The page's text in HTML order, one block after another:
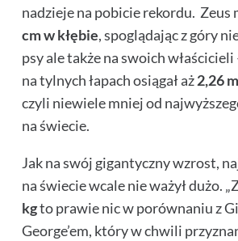
nadzieje na pobicie rekordu. Zeus
cm w kłębie, spoglądając z góry
psy ale także na swoich właścicieli
na tylnych łapach osiągał aż2,26
czyli niewiele mniej od
na świecie.
Jak na swój gigantyczny wzrost,
na świecie wcale nie ważył dużo.
kgto prawie nic w porównaniu z
George’em, który w chwili